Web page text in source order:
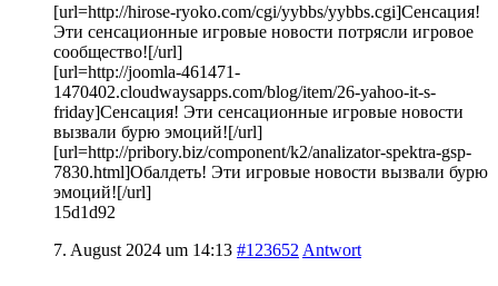
[url=http://hirose-ryoko.com/cgi/yybbs/yybbs.cgi]Сенсация!
Эти сенсационные игровые новости потрясли игровое
сообщество![/url]
[url=http://joomla-461471-
1470402.cloudwaysapps.com/blog/item/26-yahoo-it-s-
friday]Сенсация! Эти сенсационные игровые новости
вызвали бурю эмоций![/url]
[url=http://pribory.biz/component/k2/analizator-spektra-gsp-
7830.html]Обалдеть! Эти игровые новости вызвали бурю
эмоций![/url]
15d1d92
7. August 2024 um 14:13 #123652 Antwort